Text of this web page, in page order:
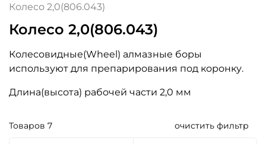
Колесо 2,0(806.043)
Колесо 2,0(806.043)
Колесовидные(Wheel) алмазные боры
используют для препарирования под коронку.
Длина(высота) рабочей части 2,0 мм
Товаров 7 очистить фильтр